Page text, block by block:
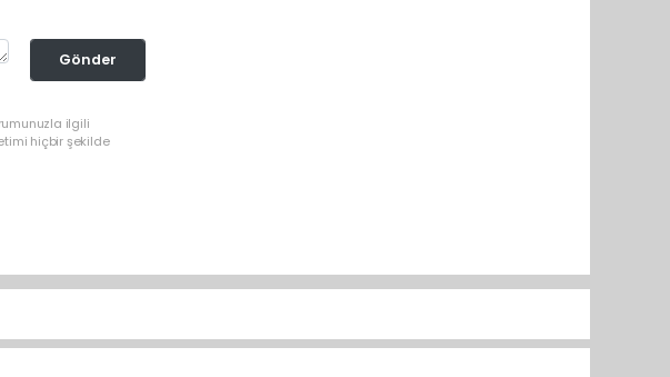
Gönder
ilgili
hiçbir şekilde